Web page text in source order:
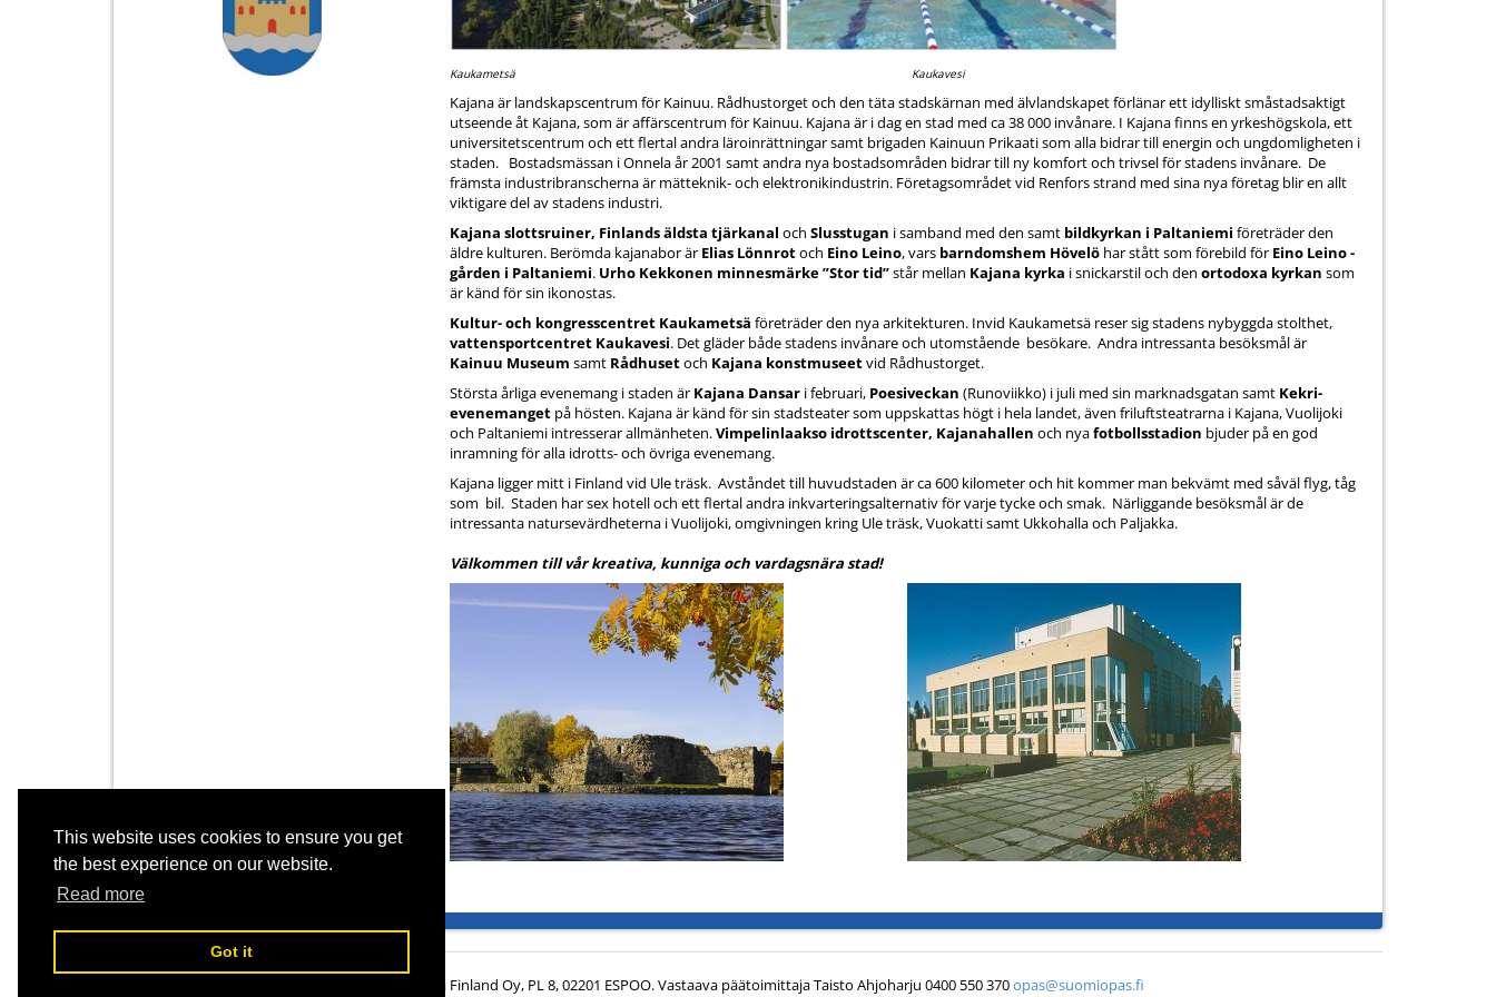
This website uses cookies to ensure you get
the best experience on our website.
Read more
Got it
Kaukametsä Kaukavesi
Kajana är landskapscentrum för Kainuu. Rådhustorget och den täta stadskärnan med älvlandskapet förlänar ett idylliskt små­stadsaktigt
utseende åt Kajana, som är affärscentrum för Kainuu. Kajana är i dag en stad med ca 38 000 invånare. I Kajana finns en yrkeshögskola, ett
universitetscentrum och ett flertal andra läroinrättningar samt brigaden Kainuun Prikaati som alla bidrar till energin och ungdomligheten i
staden. Bostadsmässan i Onnela år 2001 samt andra nya bostadsområden bidrar till ny komfort och trivsel för stadens invånare. De
främsta industribranscherna är mätteknik- och elektronikindustrin. Företagsområdet vid Renfors strand med sina nya företag blir en allt
viktigare del av stadens industri.
Kajana slottsruiner, Finlands äldsta tjärkanal och Slus­stu­gan i samband med den samt bildkyrkan i Paltaniemi företräder den
äldre kulturen. Berömda kajanabor är Elias Lönnrotoch Eino Leino, vars barndomshem Hövelö har stått som förebild för Eino Leino -
gården i Paltaniemi. Urho Kekkonen minnesmärke ”Stor tid”står mellan Kajana kyrka i snickar­stil och den ortodoxa kyrkan som
är känd för sin ikonostas.
Kultur- och kongresscentret Kaukametsä företrä­der den nya arkitekturen. Invid Kaukametsä reser sig stadens nybyggda stolthet,
vattensportcentret Kaukavesi. Det gläder både stadens invånare och utomstående besökare. Andra intressanta besöksmål är
Kainuu Museum samt Rådhusetoch Kajana konstmuseetvid Råd­hustorget.
Största årliga evenemang i staden är Kajana Dansar i februari, Poesiveckan (Runoviikko) i juli med sin marknadsgatan samt Kekri-
evenemanget på hösten. Kajana är känd för sin stadsteater som uppskattas högt i hela landet, även friluftsteatrarna i Kajana, Vuolijoki
och Paltaniemi intresserar allmänheten.Vimpelinlaakso idrottscenter, Kajanahallen och nyafotbollsstadion bjuder på en god
inramning för alla idrotts- och övriga evenemang.
Kajana ligger mitt i Finland vid Ule träsk. Avståndet till huvudstaden är ca 600 kilometer och hit kommer man bekvämt med såväl flyg, tåg
som bil. Staden har sex hotell och ett flertal andra inkvarteringsalternativ för varje tycke och smak. Närliggande besöksmål är de
intressanta natursevärdheterna i Vuolijoki, omgivningen kring Ule träsk, Vuokatti samt Ukkohalla och Paljakka.
Välkommen till vår kreativa, kunniga och vardagsnära stad!
© Panorama Finland Oy, PL 8, 02201 ESPOO. Vastaava päätoimittaja Taisto Ahjoharju 0400 550 370opas@suomiopas.fi